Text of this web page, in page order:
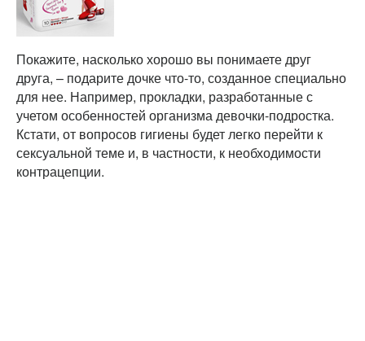
Покажите, насколько хорошо вы понимаете друг
друга, – подарите дочке что-то, созданное специально
для нее. Например, прокладки, разработанные с
учетом особенностей организма девочки-подростка.
Кстати, от вопросов гигиены будет легко перейти к
сексуальной теме и, в частности, к необходимости
контрацепции.